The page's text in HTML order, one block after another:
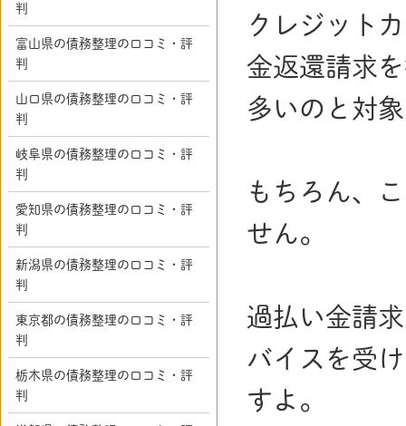
クレジット
金返還請求
多いのと対
もちろん、
せん。
過払い金請
バイスを受
すよ。
判
富山県の債務整理の口コミ・評
判
山口県の債務整理の口コミ・評
判
岐阜県の債務整理の口コミ・評
判
愛知県の債務整理の口コミ・評
判
新潟県の債務整理の口コミ・評
判
東京都の債務整理の口コミ・評
判
栃木県の債務整理の口コミ・評
判